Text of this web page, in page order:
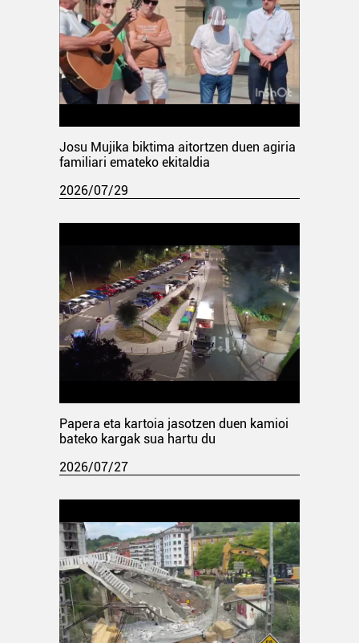
Josu Mujika biktima aitortzen duen agiria
familiari emateko ekitaldia
2026/07/29
Papera eta kartoia jasotzen duen kamioi
bateko kargak sua hartu du
2026/07/27